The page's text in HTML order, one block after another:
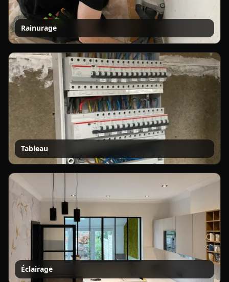
Rainurage
Tableau
Éclairage